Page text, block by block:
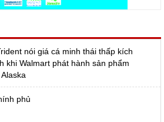
nói giá cá minh thái thấp kích
khi Walmart phát hành sản phẩm
phủ